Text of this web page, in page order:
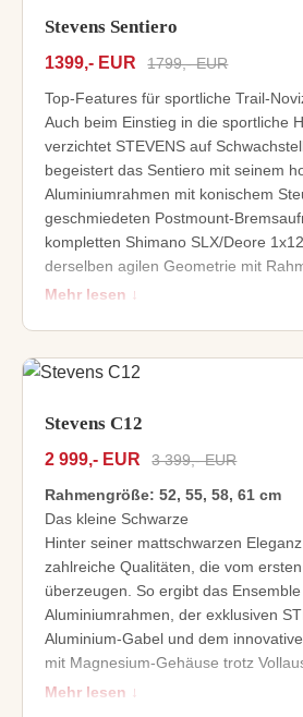
Optimierte Steifigkeit und Komfort
Bewährter Shimano Tiagra
Zuverlässige Tektro Hydraulik-
Stevens Sentiero
1399,- EUR
1799,- EUR
Top-Features für sportliche Trail-
Auch beim Einstieg in die sportliche
verzichtet STEVENS auf
begeistert das Sentiero mit seinem
Aluminiumrahmen mit konischem
geschmiedeten Postmount-
kompletten Shimano SLX/Deore
derselben agilen Geometrie mit
spezifischer Laufradgröße wie beim
Look des Sentiero ab?
Laufruhiges Aluminium-Hardtail
Hochwertige Fox 32 Float
Kompletter Shimano SLX/Deore
Starke Shimano BR-MT410-
740 mm Lenkerbreite für
Mehr lesen ↓
Stevens C12
2 999,- EUR
3 399,- EUR
Rahmengröße: 52, 55, 58, 61 cm
Das kleine Schwarze
Hinter seiner mattschwarzen
zahlreiche Qualitäten, die vom
überzeugen. So ergibt das
Aluminiumrahmen, der exklusiven
Aluminium-Gabel und dem
mit Magnesium-Gehäuse trotz
geringes Gesamtgewicht – für
Mehr lesen ↓